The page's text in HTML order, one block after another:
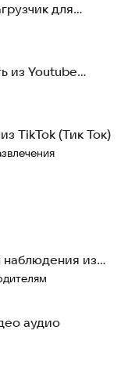
для
из Youtube
TikTok (Тик Ток)
из
аудио